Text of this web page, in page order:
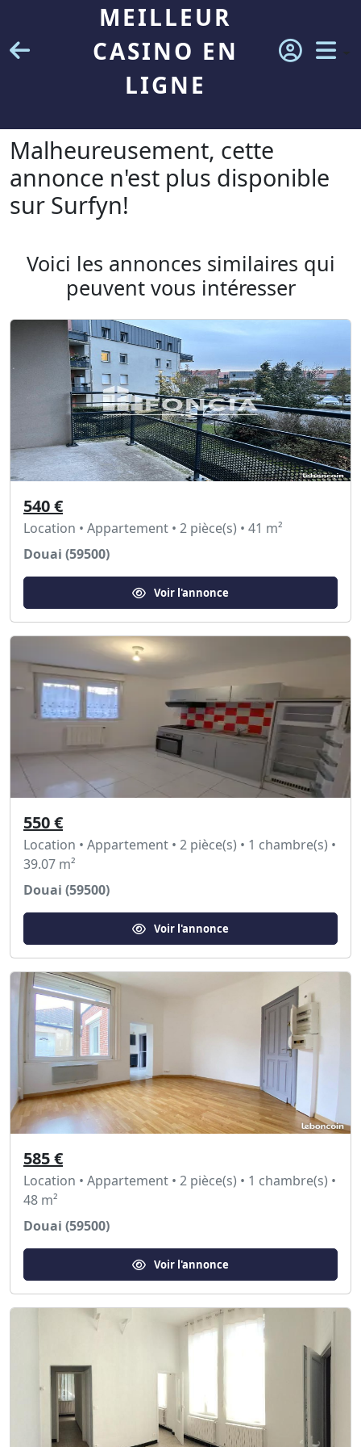
MEILLEUR
CASINO EN
LIGNE
Malheureusement, cette
annonce n'est plus disponible
sur Surfyn!
Voici les annonces similaires qui
peuvent vous intéresser
540 €
Location • Appartement • 2 pièce(s) • 41 m²
Douai (59500)
Voir l'annonce
550 €
Location • Appartement • 2 pièce(s) • 1 chambre(s) •
39.07 m²
Douai (59500)
Voir l'annonce
585 €
Location • Appartement • 2 pièce(s) • 1 chambre(s) •
48 m²
Douai (59500)
Voir l'annonce